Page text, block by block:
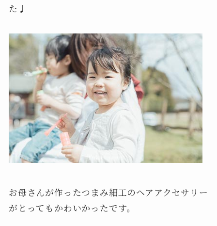
た♩
お母さんが作ったつまみ細工のヘアアクセサリー
がとってもかわいかったです。